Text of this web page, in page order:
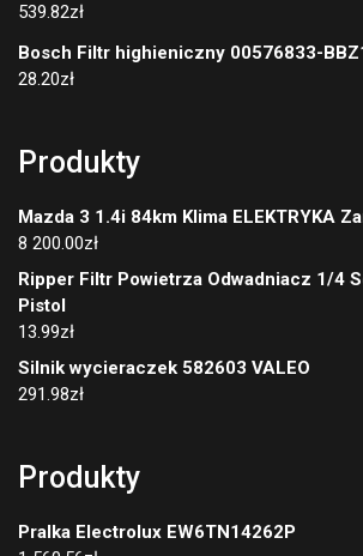
539.82zł
Bosch Filtr highieniczny 00576833-
28.20zł
Produkty
Mazda 3 1.4i 84km Klima ELEKTRYKA
8 200.00zł
Ripper Filtr Powietrza Odwadniacz 1/4
Pistol
13.99zł
Silnik wycieraczek 582603 VALEO
291.98zł
Produkty
Pralka Electrolux EW6TN14262P